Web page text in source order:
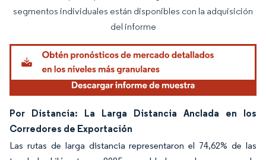
segmentos individuales están disponibles con la adquisición
del informe
Por Distancia: La Larga Distancia Anclada en los
Corredores de Exportación
Las rutas de larga distancia representaron el 74,62% de las